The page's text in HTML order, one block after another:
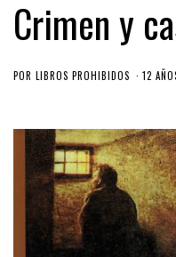
Crimen y
POR LIBROS PROHIBIDOS 12